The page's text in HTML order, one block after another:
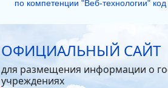
по компетенции "Веб-технологии" код
ОФИЦИАЛЬНЫЙ САЙТ
для размещения информации о
учреждениях